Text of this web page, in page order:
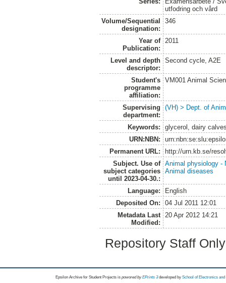
utfodring och vård
Volume/Sequential
designation:
346
Year of
Publication:
2011
Level and depth
descriptor:
Second cycle, A2E
Student's
programme
affiliation:
VM001 Animal
Supervising
department:
(VH) > Dept. of
Keywords:
glycerol, dairy
URN:NBN:
Permanent URL:
http://urn.kb.se/
Subject. Use of
subject categories
until 2023-04-30.:
Animal physiology -
Animal diseases
Language:
English
Deposited On:
04 Jul 2011 12:01
Metadata Last
Modified:
20 Apr 2012 14:21
Repository Staff
Epsilon Archive for Student Projects is powored byEPrints 3 developed by School of Electronics